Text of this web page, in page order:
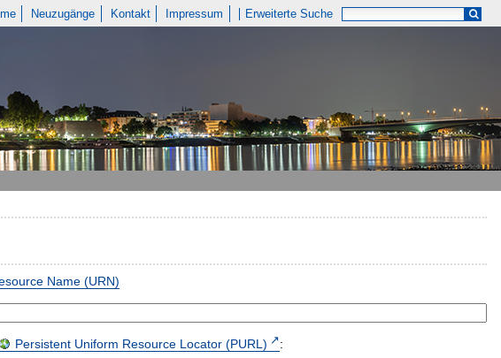
Neuzugänge Kontakt Impressum Erweiterte Suche
Name (URN)
Persistent Uniform Resource Locator (PURL) :